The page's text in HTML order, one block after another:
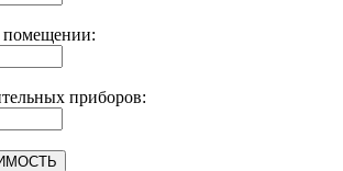
помещении:
приборов: